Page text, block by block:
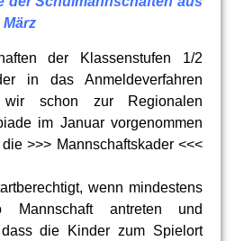
März
der Klassenstufen 1/2
in das Anmeldeverfahren
schon zur Regionalen
im Januar vorgenommen
>>> Mannschaftskader <<<
wenn mindestens
antreten und
die Kinder zum Spielort